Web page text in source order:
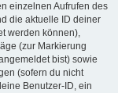
einzelnen Aufrufen des
die aktuelle ID deiner
werden können),
(zur Markierung
bist) sowie
(sofern du nicht
Benutzer-ID, ein